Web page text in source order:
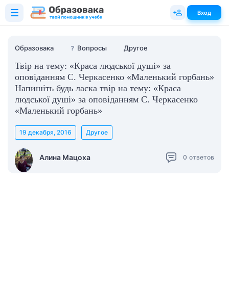
Образовака ❓ Вопросы Другое
Твір на тему: «Краса людської душі» за
оповіданням С. Черкасенко «Маленький горбань»
Напишіть будь ласка твір на тему: «Краса
людської душі» за оповіданням С. Черкасенко
«Маленький горбань»
Алина Мацоха
19 декабря, 2016 Другое
0 ответов
Вход